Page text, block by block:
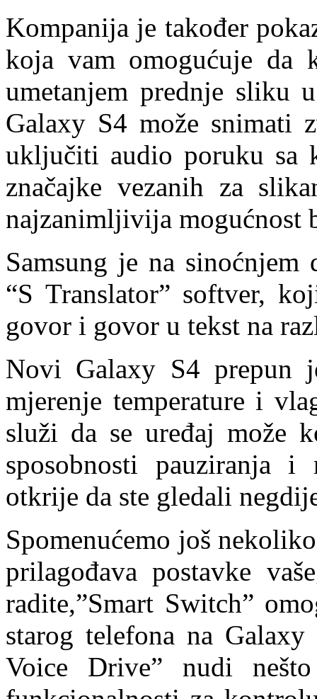
Kompanija je također
koja vam omogućuje da
umetanjem prednje sliku
Galaxy S4 može snimati
uključiti audio poruku sa
značajke vezanih za
najzanimljivija mogućnost
Samsung je na
“S Translator” softver,
govor i govor u tekst na
Novi Galaxy S4 prepun
mjerenje temperature i
služi da se uređaj može
sposobnosti pauziranja i
otkrije da ste gledali
Spomenućemo još
prilagođava postavke
radite,”Smart Switch”
starog telefona na
Voice Drive” nudi